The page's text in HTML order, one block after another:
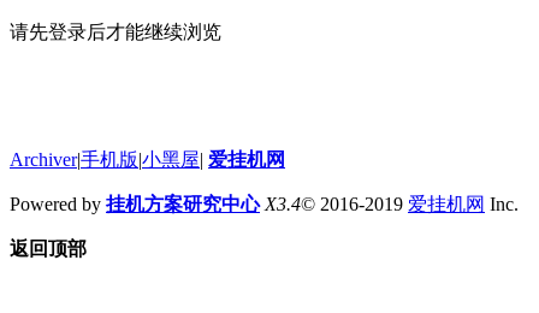
请先登录后才能继续浏览
Archiver|手机版|小黑屋| 爱挂机网
Powered by 挂机方案研究中心 X3.4© 2016-2019 爱挂机网 Inc.
返回顶部